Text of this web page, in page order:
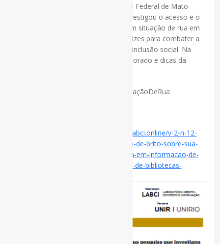
de Brito, bibliotecária da Universidade Federal de Mato
Grosso do Sul. Em sua tese, Tânia investigou o acesso e o
uso da informação pela população em situação de rua em
Campo Grande (MS), propondo diretrizes para combater a
pobreza informacional e promover a inclusão social. Na
entrevista, conheça um pouco o doutorado e dicas da
#Entrevista #CoInfo #PessoasEmSituaçãoDeRua
https://www.divulgaci.labci.online/v-2-n-12-
dez-2024/entrevista-com-tania-regina-de-brito-sobre-sua-
pesquisa-que-investigou-competencia-em-informacao-de-
pessoas-em-situacao-de-rua-e-o-uso-de-bibliotecas-